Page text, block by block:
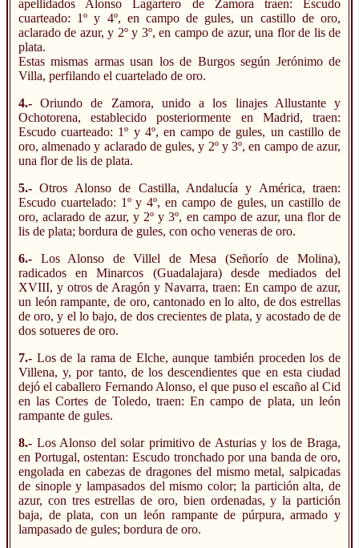
apellidados Alonso Lagartero de Zamora traen: Escudo
cuarteado: 1º y 4º, en campo de gules, un castillo de oro,
aclarado de azur, y 2º y 3º, en campo de azur, una flor de lis de
plata.
Estas mismas armas usan los de Burgos según Jerónimo de
Villa, perfilando el cuartelado de oro.
4.- Oriundo de Zamora, unido a los linajes Allustante y
Ochotorena, establecido posteriormente en Madrid, traen:
Escudo cuarteado: 1º y 4º, en campo de gules, un castillo de
oro, almenado y aclarado de gules, y 2º y 3º, en campo de azur,
una flor de lis de plata.
5.- Otros Alonso de Castilla, Andalucía y América, traen:
Escudo cuartelado: 1º y 4º, en campo de gules, un castillo de
oro, aclarado de azur, y 2º y 3º, en campo de azur, una flor de
lis de plata; bordura de gules, con ocho veneras de oro.
6.- Los Alonso de Villel de Mesa (Señorío de Molina),
radicados en Minarcos (Guadalajara) desde mediados del
XVIII, y otros de Aragón y Navarra, traen: En campo de azur,
un león rampante, de oro, cantonado en lo alto, de dos estrellas
de oro, y el lo bajo, de dos crecientes de plata, y acostado de de
dos sotueres de oro.
7.- Los de la rama de Elche, aunque también proceden los de
Villena, y, por tanto, de los descendientes que en esta ciudad
dejó el caballero Fernando Alonso, el que puso el escaño al Cid
en las Cortes de Toledo, traen: En campo de plata, un león
rampante de gules.
8.- Los Alonso del solar primitivo de Asturias y los de Braga,
en Portugal, ostentan: Escudo tronchado por una banda de oro,
engolada en cabezas de dragones del mismo metal, salpicadas
de sinople y lampasados del mismo color; la partición alta, de
azur, con tres estrellas de oro, bien ordenadas, y la partición
baja, de plata, con un león rampante de púrpura, armado y
lampasado de gules; bordura de oro.